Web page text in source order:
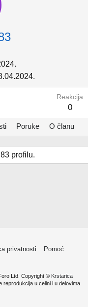
Reakcija
0
Poruke O članu
profilu.
privatnosti
Pomoć
Ltd. Copyright © Krstarica
reprodukcija u celini i u delovima